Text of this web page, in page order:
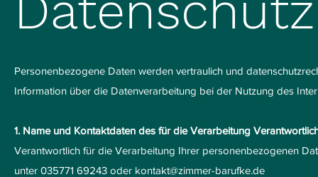
Personenbezogene Daten werden vertraulich und
Information über die Datenverarbeitung bei der Nutzung des
1. Name und Kontaktdaten des für die Verarbeitung
Verantwortlich für die Verarbeitung Ihrer personenbezogenen
unter 035771 69243 oder kontakt@zimmer-barufke.de